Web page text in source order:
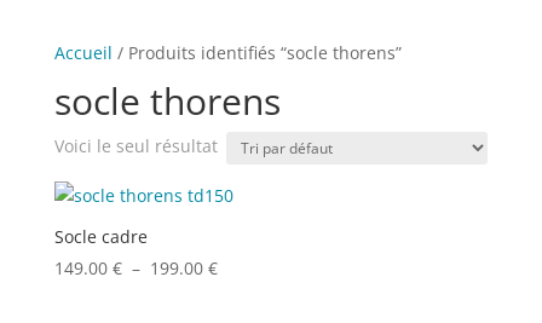
Accueil / Produits identifiés “socle thorens”
socle thorens
Voici le seul résultat
Socle cadre
149.00 € – 199.00 €Plage